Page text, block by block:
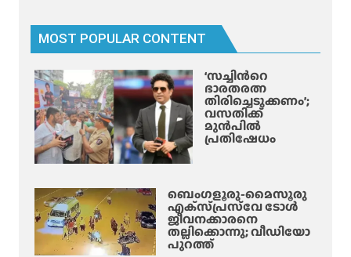
റി
പ്പ്
;
ജോ
ലി
ന്ന
വ
രെ
MOST POPULAR CONTENT
‘സച്ചിന്‍റെ
ഭാരതരത്ന
തിരിച്ചെടുക്കണം’;
വസതിക്ക്
മുൻപിൽ
പ്രതിഷേധം
ബെംഗളൂരു-മൈസൂരു
എക്‌സ്‌പ്രസ്‌വേ ടോൾ
ജീവനക്കാരനെ
തല്ലിക്കൊന്നു; വീഡിയോ
പുറത്ത്